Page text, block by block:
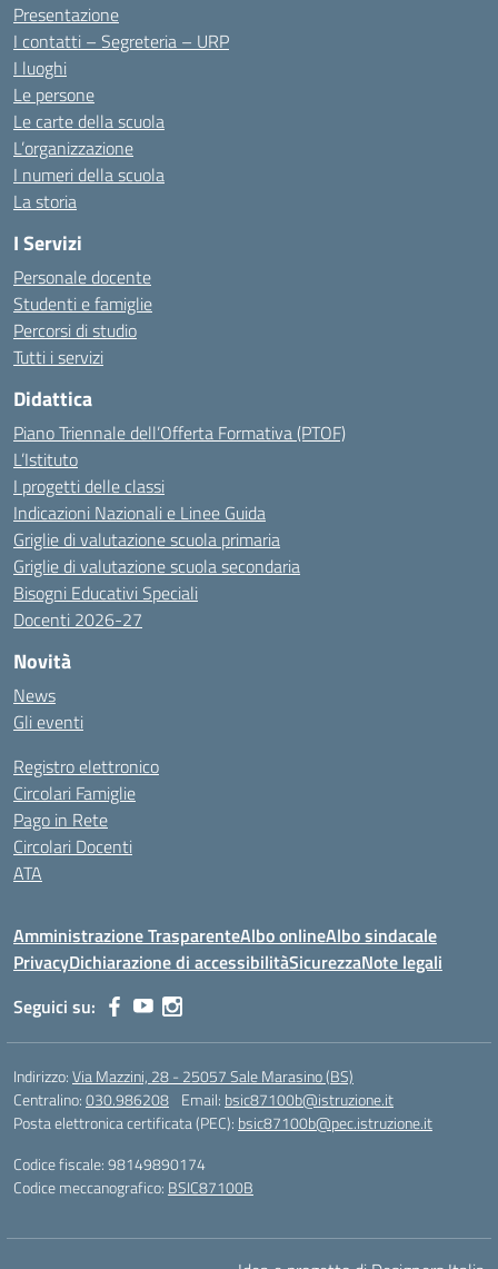
Presentazione
I contatti – Segreteria – URP
I luoghi
Le persone
Le carte della scuola
L’organizzazione
I numeri della scuola
La storia
I Servizi
Personale docente
Studenti e famiglie
Percorsi di studio
Tutti i servizi
Didattica
Piano Triennale dell’Offerta Formativa (PTOF)
L’Istituto
I progetti delle classi
Indicazioni Nazionali e Linee Guida
Griglie di valutazione scuola primaria
Griglie di valutazione scuola secondaria
Bisogni Educativi Speciali
Docenti 2026-27
Novità
News
Gli eventi
Registro elettronico
Circolari Famiglie
Pago in Rete
Circolari Docenti
ATA
Amministrazione TrasparenteAlbo onlineAlbo sindacale
PrivacyDichiarazione di accessibilitàSicurezzaNote legali
Seguici su:
Indirizzo:Via Mazzini, 28 - 25057 Sale Marasino (BS)
Centralino:030.986208 Email: bsic87100b@istruzione.it
Posta elettronica certificata (PEC): bsic87100b@pec.istruzione.it
Codice fiscale: 98149890174
Codice meccanografico: BSIC87100B